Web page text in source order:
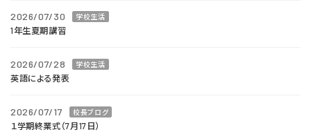
2026/07/30 学校生活
1年生夏期講習
2026/07/28 学校生活
英語による発表
2026/07/17 校長ブログ
１学期終業式（7月17日）